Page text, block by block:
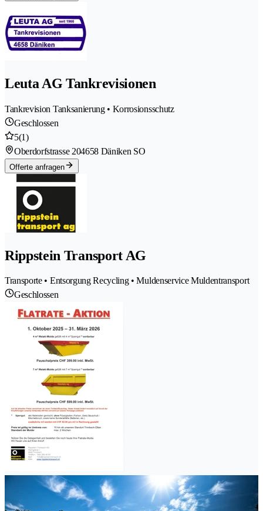
Leuta AG Tankrevisionen
Tankrevision Tanksanierung • Korrosionsschutz
Geschlossen
5(1)
Oberdorfstrasse 204658 Däniken SO
Offerte anfragen
Rippstein Transport AG
Transporte • Entsorgung Recycling • Muldenservice Muldentransport
Geschlossen